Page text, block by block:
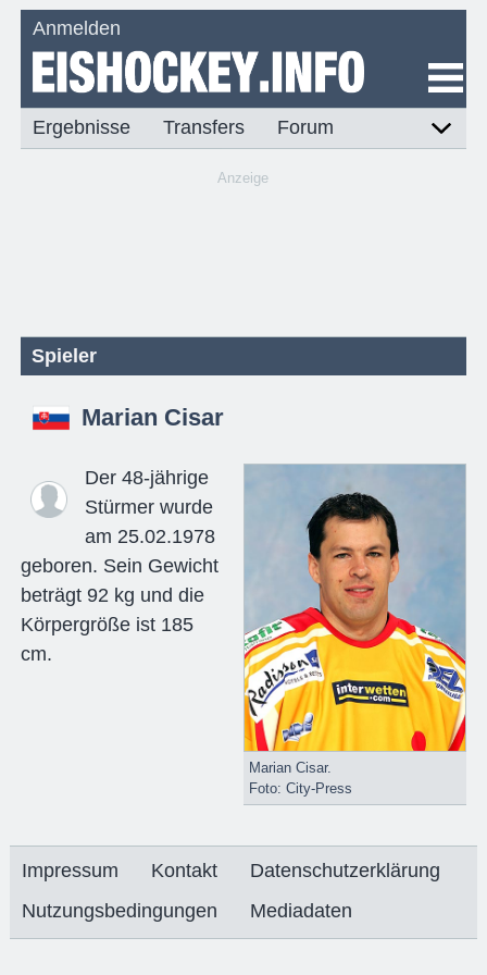
Anmelden
Ergebnisse Transfers Forum
Anzeige
Spieler
Marian Cisar
Marian Cisar.
Foto: City-Press
Der 48-jährige
Stürmer wurde
am 25.02.1978
geboren. Sein Gewicht
beträgt 92 kg und die
Körpergröße ist 185
cm.
Impressum Kontakt
Datenschutzerklärung
Nutzungsbedingungen
Mediadaten